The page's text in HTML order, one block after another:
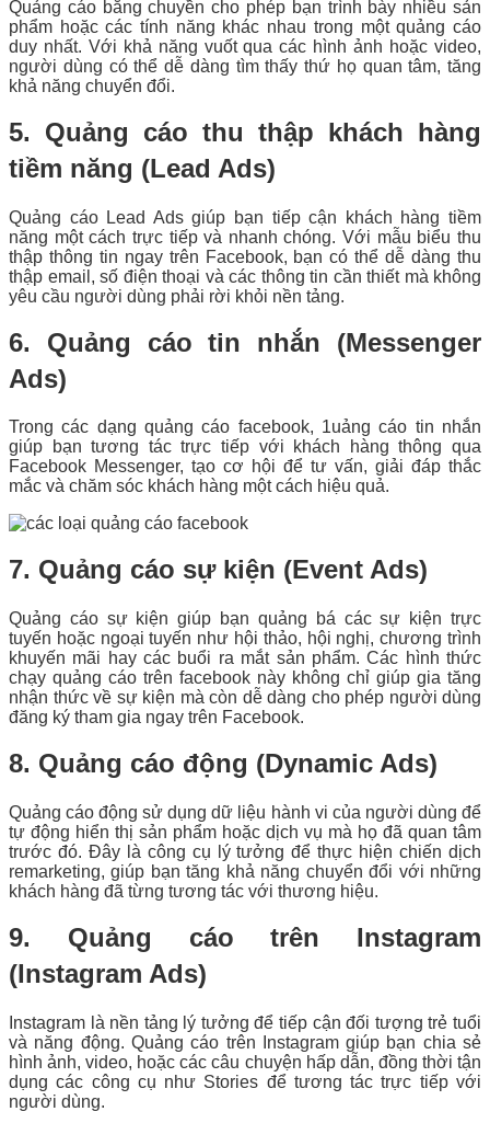
Quảng cáo băng chuyền cho phép bạn trình bày nhiều sản
phẩm hoặc các tính năng khác nhau trong một quảng cáo
duy nhất. Với khả năng vuốt qua các hình ảnh hoặc video,
người dùng có thể dễ dàng tìm thấy thứ họ quan tâm, tăng
khả năng chuyển đổi.
5. Quảng cáo thu thập khách hàng
tiềm năng (Lead Ads)
Quảng cáo Lead Ads giúp bạn tiếp cận khách hàng tiềm
năng một cách trực tiếp và nhanh chóng. Với mẫu biểu thu
thập thông tin ngay trên Facebook, bạn có thể dễ dàng thu
thập email, số điện thoại và các thông tin cần thiết mà không
yêu cầu người dùng phải rời khỏi nền tảng.
6. Quảng cáo tin nhắn (Messenger
Ads)
Trong các dạng quảng cáo facebook, 1uảng cáo tin nhắn
giúp bạn tương tác trực tiếp với khách hàng thông qua
Facebook Messenger, tạo cơ hội để tư vấn, giải đáp thắc
mắc và chăm sóc khách hàng một cách hiệu quả.
7. Quảng cáo sự kiện (Event Ads)
Quảng cáo sự kiện giúp bạn quảng bá các sự kiện trực
tuyến hoặc ngoại tuyến như hội thảo, hội nghị, chương trình
khuyến mãi hay các buổi ra mắt sản phẩm. Các hình thức
chạy quảng cáo trên facebook này không chỉ giúp gia tăng
nhận thức về sự kiện mà còn dễ dàng cho phép người dùng
đăng ký tham gia ngay trên Facebook.
8. Quảng cáo động (Dynamic Ads)
Quảng cáo động sử dụng dữ liệu hành vi của người dùng để
tự động hiển thị sản phẩm hoặc dịch vụ mà họ đã quan tâm
trước đó. Đây là công cụ lý tưởng để thực hiện chiến dịch
remarketing, giúp bạn tăng khả năng chuyển đổi với những
khách hàng đã từng tương tác với thương hiệu.
9. Quảng cáo trên Instagram
(Instagram Ads)
Instagram là nền tảng lý tưởng để tiếp cận đối tượng trẻ tuổi
và năng động. Quảng cáo trên Instagram giúp bạn chia sẻ
hình ảnh, video, hoặc các câu chuyện hấp dẫn, đồng thời tận
dụng các công cụ như Stories để tương tác trực tiếp với
người dùng.